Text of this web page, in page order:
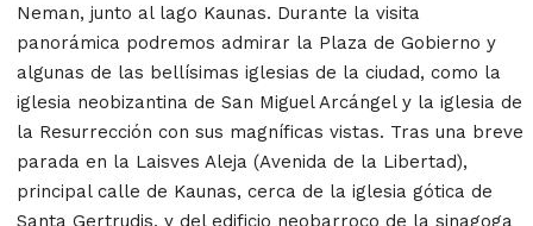
Neman, junto al lago Kaunas. Durante la visita
panorámica podremos admirar la Plaza de Gobierno y
algunas de las bellísimas iglesias de la ciudad, como la
iglesia neobizantina de San Miguel Arcángel y la iglesia de
la Resurrección con sus magníficas vistas. Tras una breve
parada en la Laisves Aleja (Avenida de la Libertad),
principal calle de Kaunas, cerca de la iglesia gótica de
Santa Gertrudis, y del edificio neobarroco de la sinagoga